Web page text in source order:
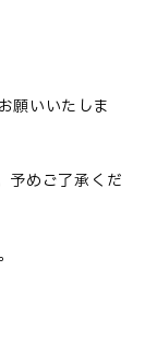
願いいたしま
予めご了承くだ